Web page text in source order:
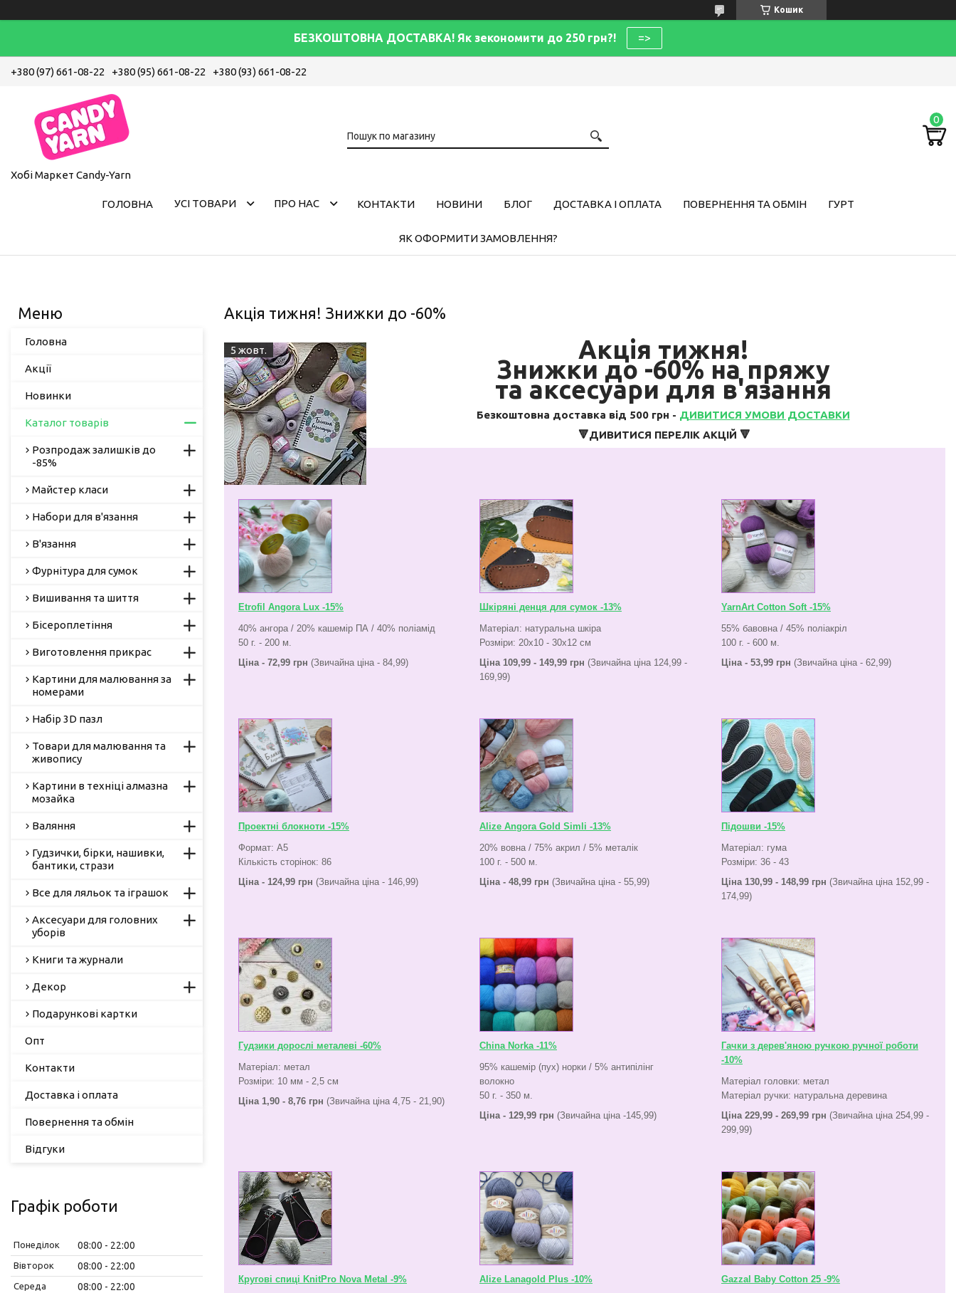
Кошик
БЕЗКОШТОВНА ДОСТАВКА! Як зекономити до 250 грн?! =>
+380 (97) 661-08-22 +380 (95) 661-08-22 +380 (93) 661-08-22
Хобі Маркет Candy-Yarn
ГОЛОВНА УСІ ТОВАРИ ПРО НАС КОНТАКТИ НОВИНИ БЛОГ ДОСТАВКА І ОПЛАТА ПОВЕРНЕННЯ ТА ОБМІН ГУРТ
ЯК ОФОРМИТИ ЗАМОВЛЕННЯ?
Акція тижня! Знижки до -60%
5 жовт. Акція тижня!
Знижки до -60% на пряжу
та аксесуари для в'язання
Безкоштовна доставка від 500 грн - ДИВИТИСЯ УМОВИ ДОСТАВКИ
🔻ДИВИТИСЯ ПЕРЕЛІК АКЦІЙ 🔻
Etrofil Angora Lux -15%
40% ангора / 20% кашемір ПА / 40% поліамід
50 г. - 200 м.
Ціна - 72,99 грн (Звичайна ціна - 84,99)
Шкіряні денця для сумок -13%
Матеріал: натуральна шкіра
Розміри: 20х10 - 30х12 см
Ціна 109,99 - 149,99 грн (Звичайна ціна 124,99 -
169,99)
YarnArt Cotton Soft -15%
55% бавовна / 45% поліакріл
100 г. - 600 м.
Ціна - 53,99 грн (Звичайна ціна - 62,99)
Проектні блокноти -15%
Формат: А5
Кількість сторінок: 86
Ціна - 124,99 грн (Звичайна ціна - 146,99)
Alize Angora Gold Simli -13%
20% вовна / 75% акрил / 5% металік
100 г. - 500 м.
Ціна - 48,99 грн (Звичайна ціна - 55,99)
Підошви -15%
Матеріал: гума
Розміри: 36 - 43
Ціна 130,99 - 148,99 грн (Звичайна ціна 152,99 -
174,99)
Гудзики дорослі металеві -60%
Матеріал: метал
Розміри: 10 мм - 2,5 см
Ціна 1,90 - 8,76 грн (Звичайна ціна 4,75 - 21,90)
China Norka -11%
95% кашемір (пух) норки / 5% антипілінг
волокно
50 г. - 350 м.
Ціна - 129,99 грн (Звичайна ціна -145,99)
Гачки з дерев'яною ручкою ручної роботи
-10%
Матеріал головки: метал
Матеріал ручки: натуральна деревина
Ціна 229,99 - 269,99 грн (Звичайна ціна 254,99 -
299,99)
Кругові спиці KnitPro Nova Metal -9%
Alize Lanagold Plus -10%
Gazzal Baby Cotton 25 -9%
Головна
Акції
Новинки
Каталог товарів
Розпродаж залишків до
-85%
Майстер класи
Набори для в'язання
В'язання
Фурнітура для сумок
Вишивання та шиття
Бісероплетіння
Виготовлення прикрас
Картини для малювання за
номерами
Набір 3D пазл
Товари для малювання та
живопису
Картини в техніці алмазна
мозайка
Валяння
Гудзички, бірки, нашивки,
бантики, стрази
Все для ляльок та іграшок
Аксесуари для головних
уборів
Книги та журнали
Декор
Подарункові картки
Опт
Контакти
Доставка і оплата
Повернення та обмін
Відгуки
Графік роботи
Понеділок 08:00 22:00
Вівторок 08:00 22:00
Середа 08:00 22:00